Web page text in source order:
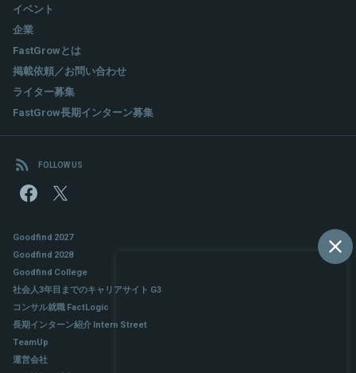
イベント
企業
FastGrowとは
掲載依頼／お問い合わせ
ライター募集
FastGrow長期インターン募集
FOLLOW US
Goodfind 2027
Goodfind 2028
Goodfind College
社会人3年目までのキャリアサイト G3
コンサル就職 FactLogic
長期インターン紹介 Intern Street
TeamUp
運営会社